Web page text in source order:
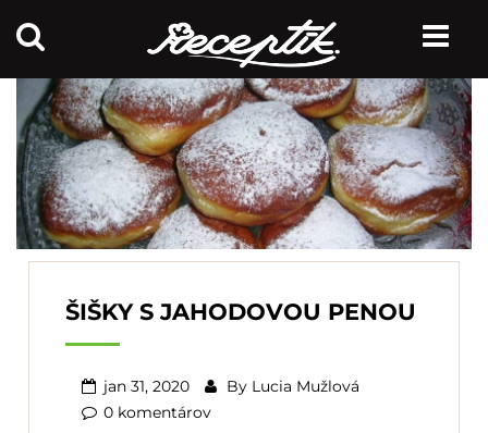
ŠIŠKY S JAHODOVOU PENOU
jan 31, 2020 By Lucia Mužlová
0 komentárov